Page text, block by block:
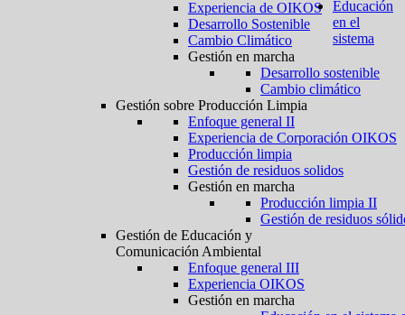
Experiencia de OIKOS
Desarrollo Sostenible
Cambio Climático
Gestión en marcha
Desarrollo sostenible
Cambio climático
Gestión sobre Producción Limpia
Enfoque general II
Experiencia de Corporación OIKOS
Producción limpia
Gestión de residuos solidos
Gestión en marcha
Producción limpia II
Gestión de residuos
Gestión de Educación y
Comunicación Ambiental
Enfoque general III
Experiencia OIKOS
Gestión en marcha
Educación
en el
sistema